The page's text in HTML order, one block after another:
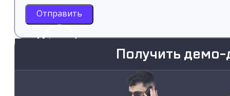
Отправить
Получить демо-